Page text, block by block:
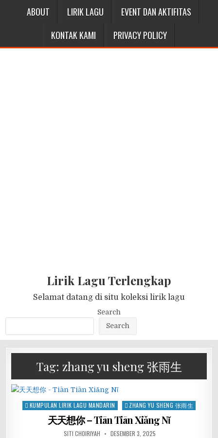
ABOUT LIRIK LAGU
EVENT DAN AKTIFITAS
KONTAK KAMI
PRIVACY POLICY
Lirik Lagu Terlengkap
Selamat datang di situ koleksi lirik lagu
Search
Search
Tag: zhang yu sheng 张雨生
Posted
KUMPULAN LIRIK LAGU MANDARIN ZHANG YU SHENG 张雨生
天天想你 – Tiān Tiān Xiǎng Nǐ
SITI CHOIRIYAH DESEMBER 3, 2025